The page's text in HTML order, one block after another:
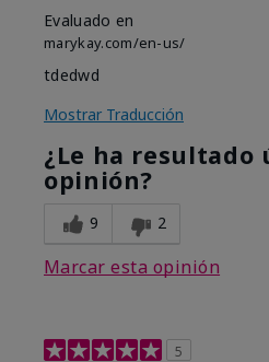
Evaluado en
marykay.com/en-us/
tdedwd
Mostrar Traducción
¿Le ha resultado
opinión?
9 2
Marcar esta opinión
5